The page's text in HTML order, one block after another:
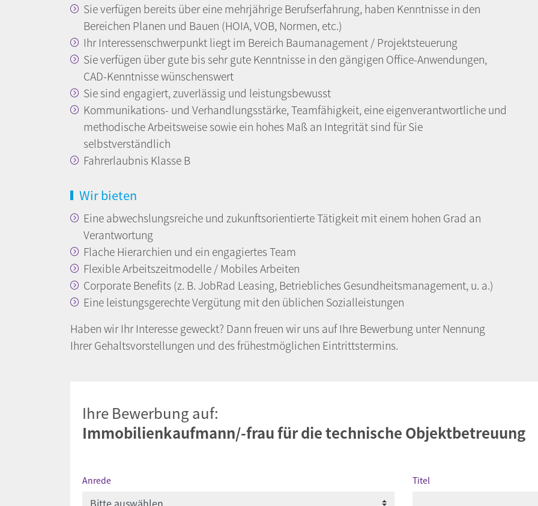
Sie verfügen bereits über eine mehrjährige Berufserfahrung, haben Kenntnisse in den
Bereichen Planen und Bauen (HOIA, VOB, Normen, etc.)
Ihr Interessenschwerpunkt liegt im Bereich Baumanagement / Projektsteuerung
Sie verfügen über gute bis sehr gute Kenntnisse in den gängigen Office-Anwendungen,
CAD-Kenntnisse wünschenswert
Sie sind engagiert, zuverlässig und leistungsbewusst
Kommunikations- und Verhandlungsstärke, Teamfähigkeit, eine eigenverantwortliche und
methodische Arbeitsweise sowie ein hohes Maß an Integrität sind für Sie
selbstverständlich
Fahrerlaubnis Klasse B
Wir bieten
Eine abwechslungsreiche und zukunftsorientierte Tätigkeit mit einem hohen Grad an
Verantwortung
Flache Hierarchien und ein engagiertes Team
Flexible Arbeitszeitmodelle / Mobiles Arbeiten
Corporate Benefits (z. B. JobRad Leasing, Betriebliches Gesundheitsmanagement, u. a.)
Eine leistungsgerechte Vergütung mit den üblichen Sozialleistungen
Haben wir Ihr Interesse geweckt? Dann freuen wir uns auf Ihre Bewerbung unter Nennung
Ihrer Gehaltsvorstellungen und des frühestmöglichen Eintrittstermins.
Ihre Bewerbung auf:
Immobilienkaufmann/-frau für die technische Objektbetreuung
Anrede Titel